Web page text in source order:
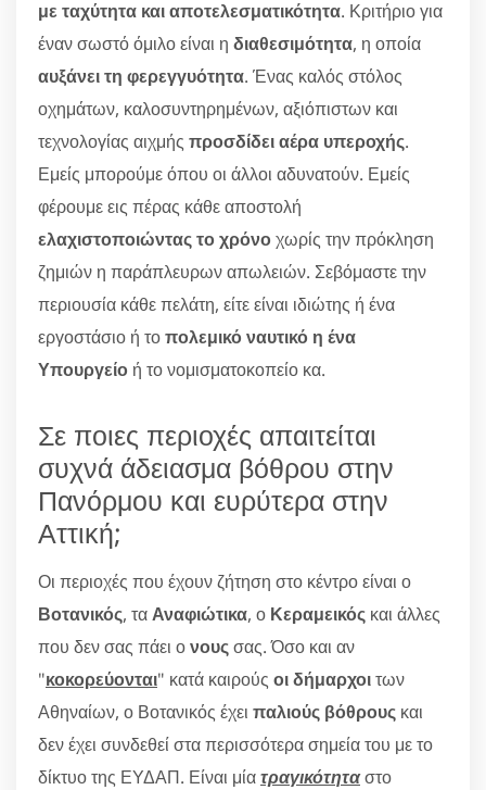
με ταχύτητα και αποτελεσματικότητα. Κριτήριο για
έναν σωστό όμιλο είναι η διαθεσιμότητα, η οποία
αυξάνει τη φερεγγυότητα. Ένας καλός στόλος
οχημάτων, καλοσυντηρημένων, αξιόπιστων και
τεχνολογίας αιχμής προσδίδει αέρα υπεροχής.
Εμείς μπορούμε όπου οι άλλοι αδυνατούν. Εμείς
φέρουμε εις πέρας κάθε αποστολή
ελαχιστοποιώντας το χρόνοχωρίς την πρόκληση
ζημιών η παράπλευρων απωλειών. Σεβόμαστε την
περιουσία κάθε πελάτη, είτε είναι ιδιώτης ή ένα
εργοστάσιο ή τοπολεμικό ναυτικό η ένα
Υπουργείο ή το νομισματοκοπείο κα.
Σε ποιες περιοχές απαιτείται
συχνά άδειασμα βόθρου στην
Πανόρμου και ευρύτερα στην
Αττική;
Οι περιοχές που έχουν ζήτηση στο κέντρο είναι ο
Βοτανικός, ταΑναφιώτικα, ο Κεραμεικός και άλλες
που δεν σας πάει ονουςσας. Όσο και αν
"κοκορεύονται" κατά καιρούς οι δήμαρχοιτων
Αθηναίων, ο Βοτανικός έχει παλιούς βόθρους και
δεν έχει συνδεθεί στα περισσότερα σημεία του με το
δίκτυο της ΕΥΔΑΠ. Είναι μίατραγικότηταστο